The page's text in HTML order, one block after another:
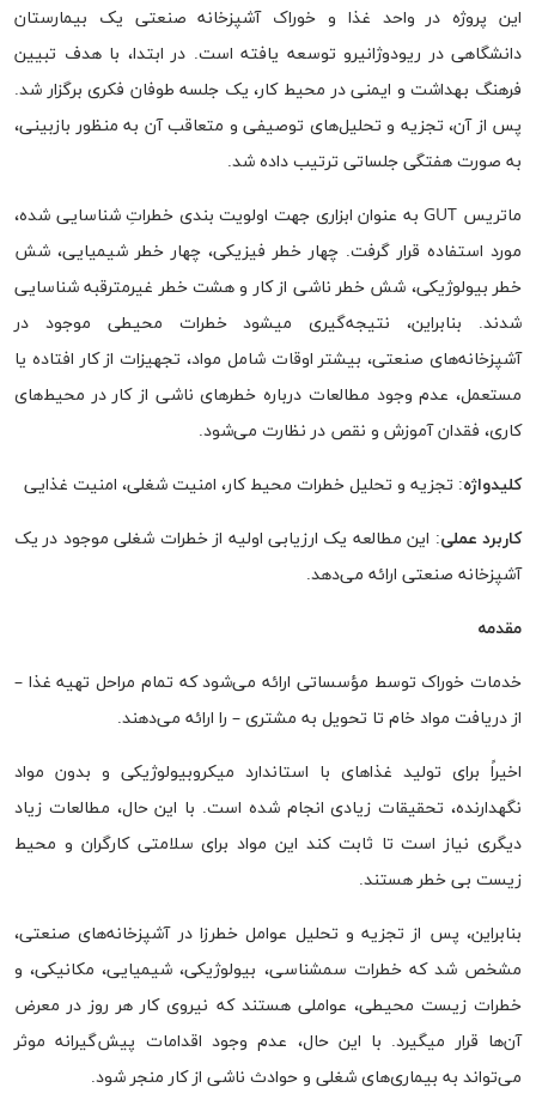
این پروژه در واحد غذا و خوراک آشپزخانه صنعتی یک بیمارستان
دانشگاهی در ریودوژانیرو توسعه یافته است. در ابتدا، با هدف تبیین
فرهنگ بهداشت و ایمنی در محیط کار، یک جلسه طوفان فکری برگزار شد.
پس از آن، تجزیه و تحلیل‌های توصیفی و متعاقب آن به منظور بازبینی،
به صورت هفتگی جلساتی ترتیب داده شد.
ماتریس GUT به عنوان ابزاری جهت اولویت بندی خطراتِ شناسایی شده،
مورد استفاده قرار گرفت. چهار خطر فیزیکی، چهار خطر شیمیایی، شش
خطر بیولوژیکی، شش خطر ناشی از کار و هشت خطر غیرمترقبه شناسایی
شدند. بنابراین، نتیجه‌گیری میشود خطرات محیطی موجود در
آشپزخانه‌های صنعتی، بیشتر اوقات شامل مواد، تجهیزات از کار افتاده یا
مستعمل، عدم وجود مطالعات درباره خطرهای ناشی از کار در محیط‌های
کاری، فقدان آموزش و نقص در نظارت می‌شود.
کلیدواژه: تجزیه و تحلیل خطرات محیط کار، امنیت شغلی، امنیت غذایی
کاربرد عملی: این مطالعه یک ارزیابی اولیه از خطرات شغلی موجود در یک
آشپزخانه صنعتی ارائه می‌دهد.
مقدمه
خدمات خوراک توسط مؤسساتی ارائه می‌شود که تمام مراحل تهیه غذا –
از دریافت مواد خام تا تحویل به مشتری – را ارائه می‌دهند.
اخیراً برای تولید غذاهای با استاندارد میکروبیولوژیکی و بدون مواد
نگهدارنده، تحقیقات زیادی انجام شده است. با این حال، مطالعات زیاد
دیگری نیاز است تا ثابت کند این مواد برای سلامتی کارگران و محیط
زیست بی خطر هستند.
بنابراین، پس از تجزیه و تحلیل عوامل خطرزا در آشپزخانه‌های صنعتی،
مشخص شد که خطرات سم­شناسی، بیولوژیکی، شیمیایی، مکانیکی، و
خطرات زیست محیطی، عواملی هستند که نیروی کار هر روز در معرض
آن‌ها قرار میگیرد. با این حال، عدم وجود اقدامات پیش‌گیرانه موثر
می‌تواند به بیماری‌های شغلی و حوادث ناشی از کار منجر شود.